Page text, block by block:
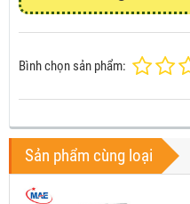
Bình chọn sản phẩm:
Sản phẩm cùng loại